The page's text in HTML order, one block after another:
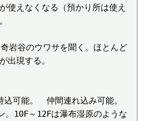
使えなくなる（預かり所は使え
岩谷のウワサを聞く。ほとんど
出現する。
可能。　仲間連れ込み可能。
。10F～12Fは瀑布湿原のような